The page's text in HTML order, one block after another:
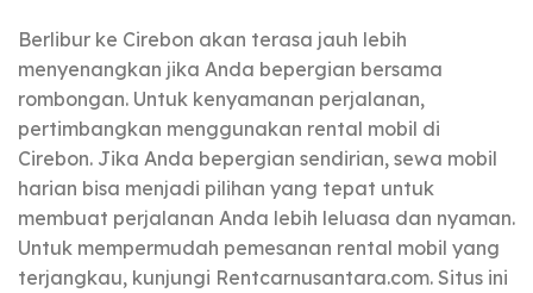
Berlibur ke Cirebon akan terasa jauh lebih
menyenangkan jika Anda bepergian bersama
rombongan. Untuk kenyamanan perjalanan,
pertimbangkan menggunakan rental mobil di
Cirebon. Jika Anda bepergian sendirian, sewa mobil
harian bisa menjadi pilihan yang tepat untuk
membuat perjalanan Anda lebih leluasa dan nyaman.
Untuk mempermudah pemesanan rental mobil yang
terjangkau, kunjungi Rentcarnusantara.com. Situs ini